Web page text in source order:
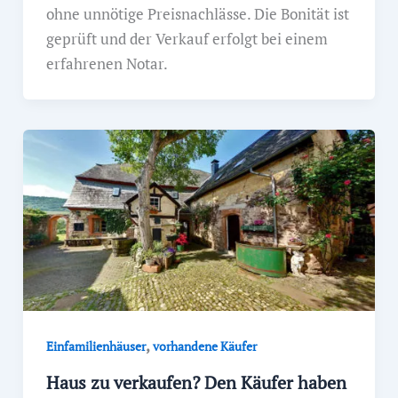
ohne unnötige Preisnachlässe. Die Bonität ist
geprüft und der Verkauf erfolgt bei einem
erfahrenen Notar.
Einfamilienhäuser,vorhandene Käufer
Haus zu verkaufen? Den Käufer haben